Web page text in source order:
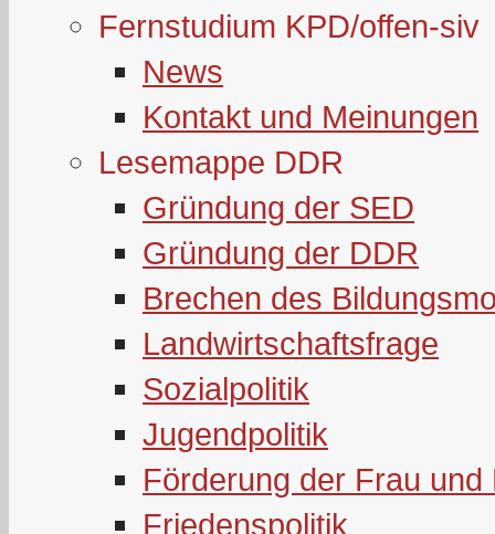
Fernstudium KPD/offen-siv
News
Kontakt und Meinungen
Lesemappe DDR
Gründung der SED
Gründung der DDR
Brechen des
Landwirtschaftsfrage
Sozialpolitik
Jugendpolitik
Förderung der Frau und
Friedenspolitik